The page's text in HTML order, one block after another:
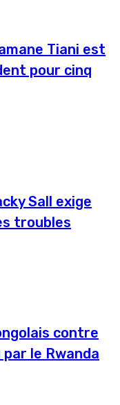
Tiani est
pour cinq
Sall exige
troubles
contre
le Rwanda